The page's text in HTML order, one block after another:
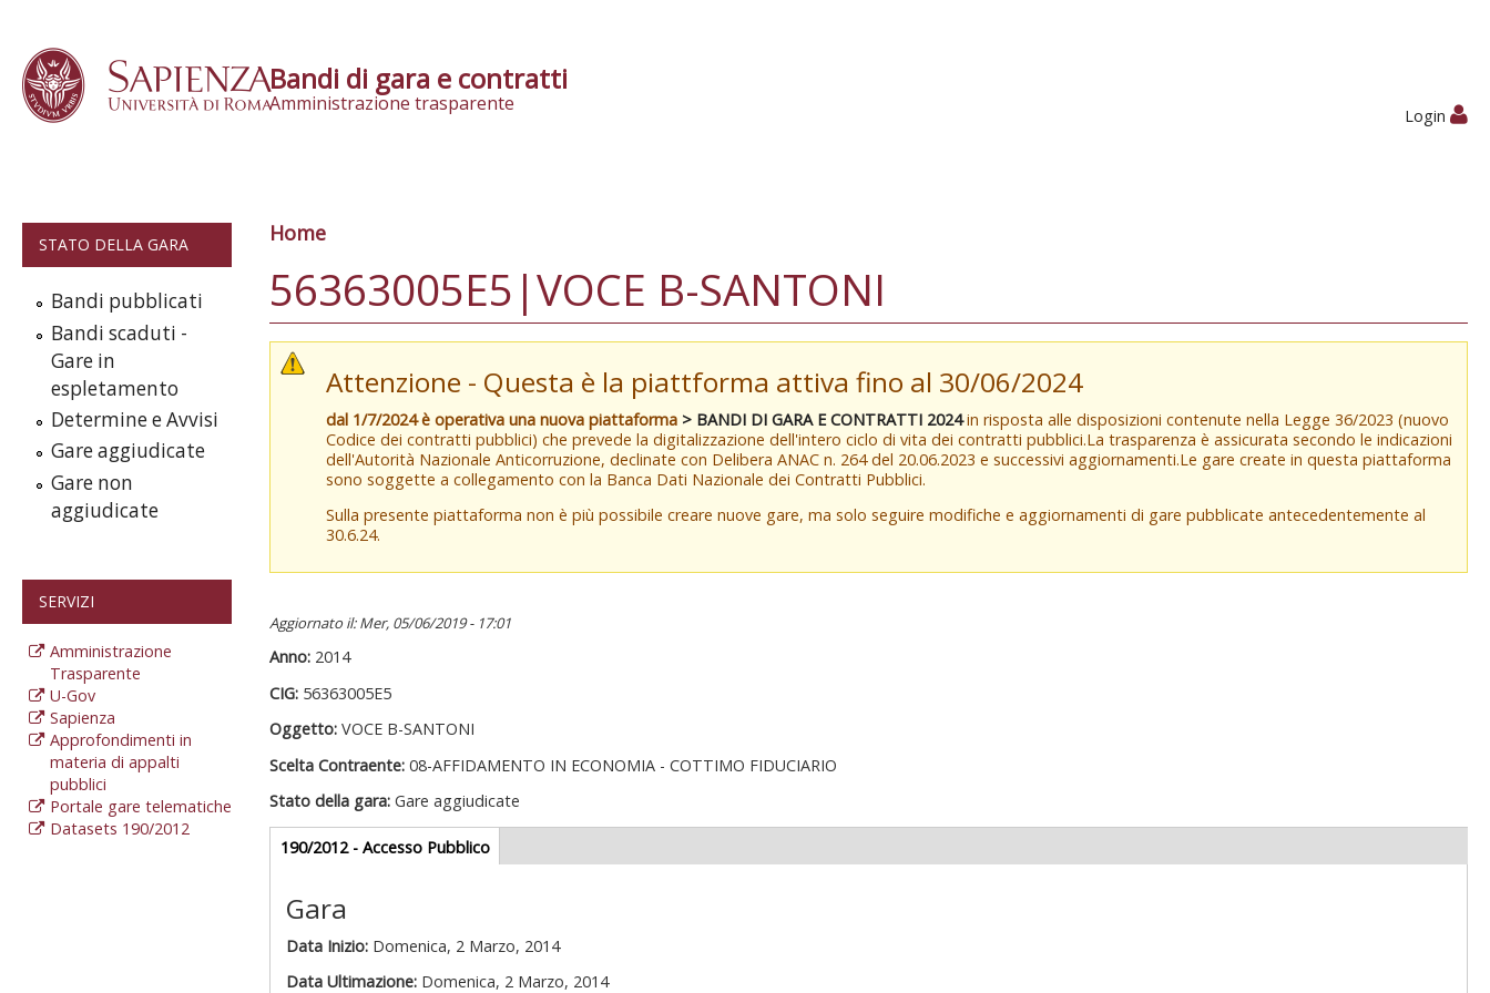
Bandi di gara e contratti
Amministrazione trasparente
Login
STATO DELLA GARA
Bandi pubblicati
Bandi scaduti -
Gare in
espletamento
Determine e Avvisi
Gare aggiudicate
Gare non
aggiudicate
SERVIZI
Amministrazione
Trasparente
U-Gov
Sapienza
Approfondimenti in
materia di appalti
pubblici
Portale gare telematiche
Datasets 190/2012
Tu sei qui
Home
56363005E5|VOCE B-SANTONI
Attenzione - Questa è la piattforma attiva fino al 30/06/2024
dal 1/7/2024 è operativa una nuova piattaforma > BANDI DI GARA E CONTRATTI 2024in risposta alle disposizioni contenute nella Legge 36/2023 (nuovo
Codice dei contratti pubblici) che prevede la digitalizzazione dell'intero ciclo di vita dei contratti pubblici.La trasparenza è assicurata secondo le indicazioni
dell'Autorità Nazionale Anticorruzione, declinate con Delibera ANAC n. 264 del 20.06.2023 e successivi aggiornamenti.Le gare create in questa piattaforma
sono soggette a collegamento con la Banca Dati Nazionale dei Contratti Pubblici.
Sulla presente piattaforma non è più possibile creare nuove gare, ma solo seguire modifiche e aggiornamenti di gare pubblicate antecedentemente al
30.6.24.
Aggiornato il: Mer, 05/06/2019 - 17:01
Anno: 2014
CIG: 56363005E5
Oggetto: VOCE B-SANTONI
Scelta Contraente: 08-AFFIDAMENTO IN ECONOMIA - COTTIMO FIDUCIARIO
Stato della gara: Gare aggiudicate
Gare appalti
190/2012 - Accesso Pubblico(scheda
attiva)
Gara
Data Inizio: Domenica, 2 Marzo, 2014
Data Ultimazione: Domenica, 2 Marzo, 2014